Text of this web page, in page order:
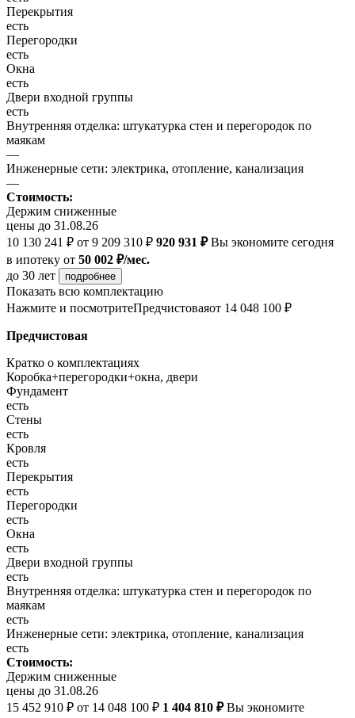
Перекрытия
есть
Перегородки
есть
Окна
есть
Двери входной группы
есть
Внутренняя отделка: штукатурка стен и перегородок по
маякам
—
Инженерные сети: электрика, отопление, канализация
—
Стоимость:
Держим сниженные
цены до 31.08.26
10 130 241 ₽ от 9 209 310 ₽ 920 931 ₽Вы экономите сегодня
в ипотеку от 50 002 ₽/мес.
до 30 лет
подробнее
Показать всю комплектацию
Нажмите и посмотритеПредчистоваяот 14 048 100 ₽
Предчистовая
Кратко о комплектациях
Коробка+перегородки+окна, двери
Фундамент
есть
Стены
есть
Кровля
есть
Перекрытия
есть
Перегородки
есть
Окна
есть
Двери входной группы
есть
Внутренняя отделка: штукатурка стен и перегородок по
маякам
есть
Инженерные сети: электрика, отопление, канализация
есть
Стоимость:
Держим сниженные
цены до 31.08.26
15 452 910 ₽ от 14 048 100 ₽ 1 404 810 ₽Вы экономите